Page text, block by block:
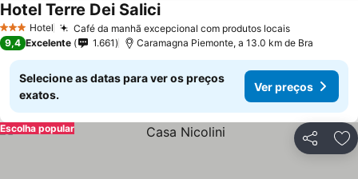
3 EstrelasHotel Café da manhã excepcional com produtos locais
Hotel Terre Dei Salici
9,4 Excelente 1.661 Caramagna Piemonte, a 13.0 km de Bra
Selecione as datas para ver os preços
exatos.
Ver preços
Partilhar
Escolha popular